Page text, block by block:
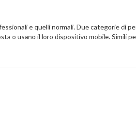
e quelli normali. Due categorie di
o usano il loro dispositivo mobile. Simili